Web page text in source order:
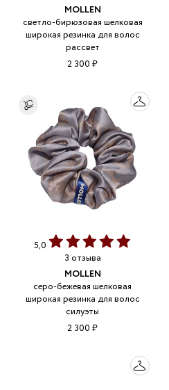
MOLLEN
светло-бирюзовая шелковая
широкая резинка для волос
рассвет
2 300 ₽
5,0
3 отзыва
MOLLEN
серо-бежевая шелковая
широкая резинка для волос
силуэты
2 300 ₽